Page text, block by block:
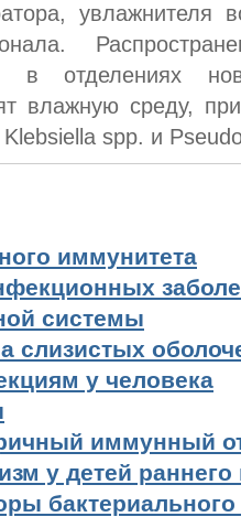
увлажнителя
в отделениях
влажную среду,
Klebsiella spp. и
иммунитета
системы
слизистых
у человека
иммунный
у детей раннего